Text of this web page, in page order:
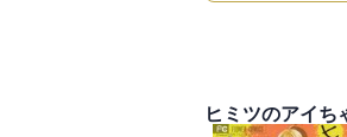
ヒミツのアイち